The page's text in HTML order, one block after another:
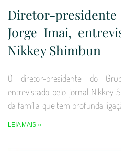
Diretor-
Jorge Imai,
Nikkey Shimbun
O diretor-presidente do
entrevistado pelo jornal Nikkey
da família que tem profunda
LEIA MAIS »